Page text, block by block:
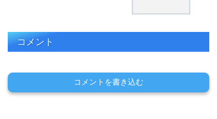
コメント
コメントを書き込む